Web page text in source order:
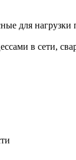
для
в сети,